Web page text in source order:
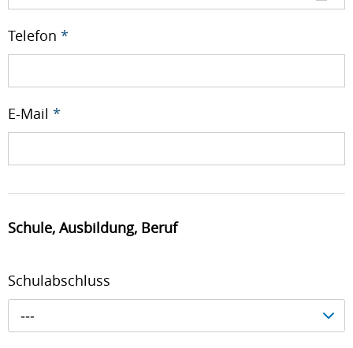
Telefon *
E-Mail *
Schule, Ausbildung, Beruf
Schulabschluss
---